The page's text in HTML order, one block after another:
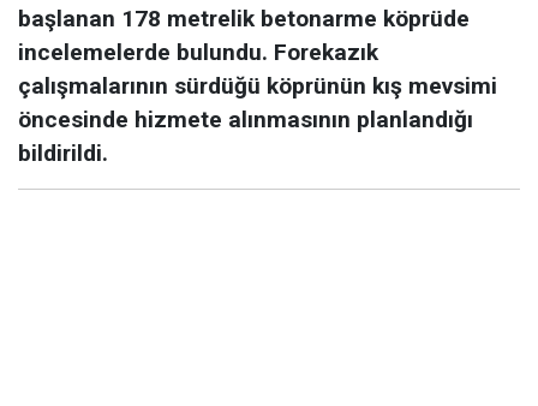
başlanan 178 metrelik betonarme köprüde
incelemelerde bulundu. Forekazık
çalışmalarının sürdüğü köprünün kış mevsimi
öncesinde hizmete alınmasının planlandığı
bildirildi.